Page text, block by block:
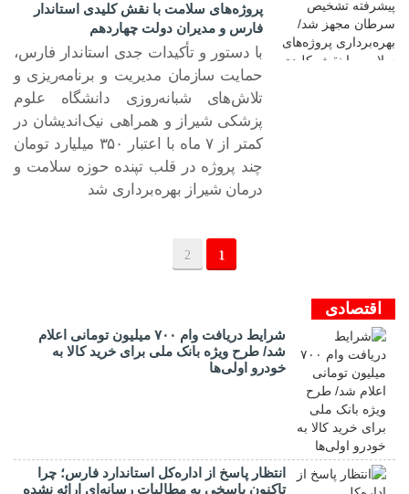
پروژه‌های سلامت با نقش کلیدی استاندار
فارس و مدیران دولت چهاردهم
با دستور و تأکیدات جدی استاندار فارس،
حمایت سازمان مدیریت و برنامه‌ریزی و
تلاش‌های شبانه‌روزی دانشگاه علوم
پزشکی شیراز و همراهی نیک‌اندیشان در
کمتر از ۷ ماه با اعتبار ۳۵۰ میلیارد تومان
چند پروژه در قلب تپنده حوزه سلامت و
درمان شیراز بهره‌برداری شد
1
2
اقتصادی
شرایط دریافت وام ۷۰۰ میلیون تومانی اعلام
شد/ طرح ویژه بانک ملی برای خرید کالا به
خودرو اولی‌ها
انتظار پاسخ از اداره‌کل استاندارد فارس؛ چرا
تاکنون پاسخی به مطالبات رسانه‌ای ارائه نشده